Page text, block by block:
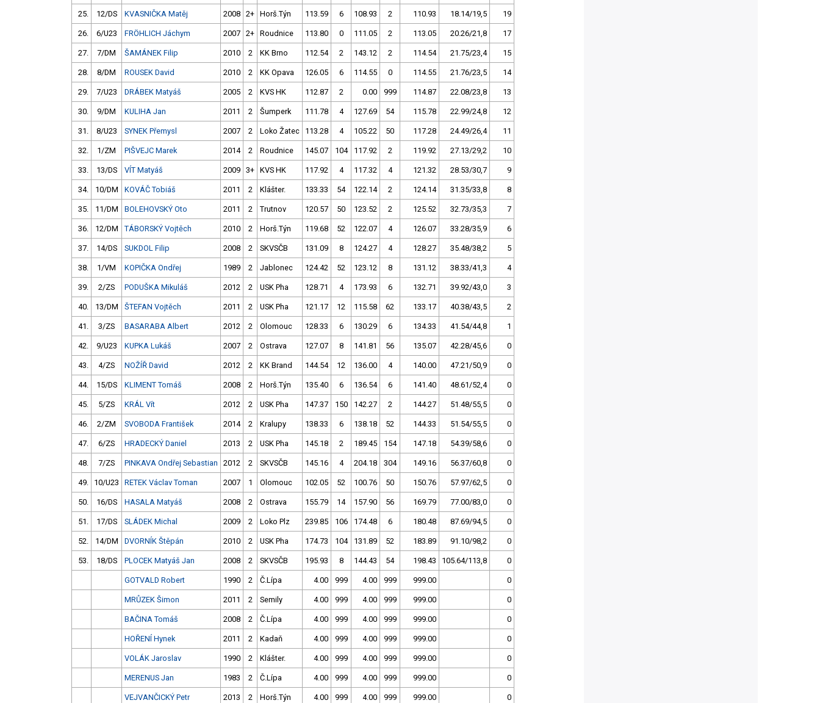
25. 12/DS KVASNIČKA Matěj 2008 2+ Horš.Týn 113.59 6 108.93 2 110.93 18.14/19,5 19
26. 6/U23 FRÖHLICH Jáchym 2007 2+ Roudnice 113.80 0 111.05 2 113.05 20.26/21,8 17
27. 7/DM ŠAMÁNEK Filip 2010 2 KK Brno 112.54 2 143.12 2 114.54 21.75/23,4 15
28. 8/DM ROUSEK David 2010 2 KK Opava 126.05 6 114.55 0 114.55 21.76/23,5 14
29. 7/U23 DRÁBEK Matyáš 2005 2 KVS HK 112.87 2 0.00 999 114.87 22.08/23,8 13
30. 9/DM KULIHA Jan 2011 2 Šumperk 111.78 4 127.69 54 115.78 22.99/24,8 12
31. 8/U23 SYNEK Přemysl 2007 2 Loko Žatec 113.28 4 105.22 50 117.28 24.49/26,4 11
32. 1/ZM PIŠVEJC Marek 2014 2 Roudnice 145.07 104 117.92 2 119.92 27.13/29,2 10
33. 13/DS VÍT Matyáš 2009 3+ KVS HK 117.92 4 117.32 4 121.32 28.53/30,7 9
34. 10/DM KOVÁČ Tobiáš 2011 2 Klášter. 133.33 54 122.14 2 124.14 31.35/33,8 8
35. 11/DM BOLEHOVSKÝ Oto 2011 2 Trutnov 120.57 50 123.52 2 125.52 32.73/35,3 7
36. 12/DM TÁBORSKÝ Vojtěch 2010 2 Horš.Týn 119.68 52 122.07 4 126.07 33.28/35,9 6
37. 14/DS SUKDOL Filip 2008 2 SKVSČB 131.09 8 124.27 4 128.27 35.48/38,2 5
38. 1/VM KOPIČKA Ondřej 1989 2 Jablonec 124.42 52 123.12 8 131.12 38.33/41,3 4
39. 2/ZS PODUŠKA Mikuláš 2012 2 USK Pha 128.71 4 173.93 6 132.71 39.92/43,0 3
40. 13/DM ŠTEFAN Vojtěch 2011 2 USK Pha 121.17 12 115.58 62 133.17 40.38/43,5 2
41. 3/ZS BASARABA Albert 2012 2 Olomouc 128.33 6 130.29 6 134.33 41.54/44,8 1
42. 9/U23 KUPKA Lukáš 2007 2 Ostrava 127.07 8 141.81 56 135.07 42.28/45,6 0
43. 4/ZS NOŽÍŘ David 2012 2 KK Brand 144.54 12 136.00 4 140.00 47.21/50,9 0
44. 15/DS KLIMENT Tomáš 2008 2 Horš.Týn 135.40 6 136.54 6 141.40 48.61/52,4 0
45. 5/ZS KRÁL Vít 2012 2 USK Pha 147.37 150 142.27 2 144.27 51.48/55,5 0
46. 2/ZM SVOBODA František 2014 2 Kralupy 138.33 6 138.18 52 144.33 51.54/55,5 0
47. 6/ZS HRADECKÝ Daniel 2013 2 USK Pha 145.18 2 189.45 154 147.18 54.39/58,6 0
48. 7/ZS PINKAVA Ondřej Sebastian 2012 2 SKVSČB 145.16 4 204.18 304 149.16 56.37/60,8 0
49. 10/U23 RETEK Václav Toman 2007 1 Olomouc 102.05 52 100.76 50 150.76 57.97/62,5 0
50. 16/DS HASALA Matyáš 2008 2 Ostrava 155.79 14 157.90 56 169.79 77.00/83,0 0
51. 17/DS SLÁDEK Michal 2009 2 Loko Plz 239.85 106 174.48 6 180.48 87.69/94,5 0
52. 14/DM DVORNÍK Štěpán 2010 2 USK Pha 174.73 104 131.89 52 183.89 91.10/98,2 0
53. 18/DS PLOCEK Matyáš Jan 2008 2 SKVSČB 195.93 8 144.43 54 198.43 105.64/113,8 0
GOTVALD Robert 1990 2 Č.Lípa 4.00 999 4.00 999 999.00 0
MRŮZEK Šimon 2011 2 Semily 4.00 999 4.00 999 999.00 0
BAČINA Tomáš 2008 2 Č.Lípa 4.00 999 4.00 999 999.00 0
HOŘENÍ Hynek 2011 2 Kadaň 4.00 999 4.00 999 999.00 0
VOLÁK Jaroslav 1990 2 Klášter. 4.00 999 4.00 999 999.00 0
MERENUS Jan 1983 2 Č.Lípa 4.00 999 4.00 999 999.00 0
VEJVANČICKÝ Petr 2013 2 Horš.Týn 4.00 999 4.00 999 999.00 0